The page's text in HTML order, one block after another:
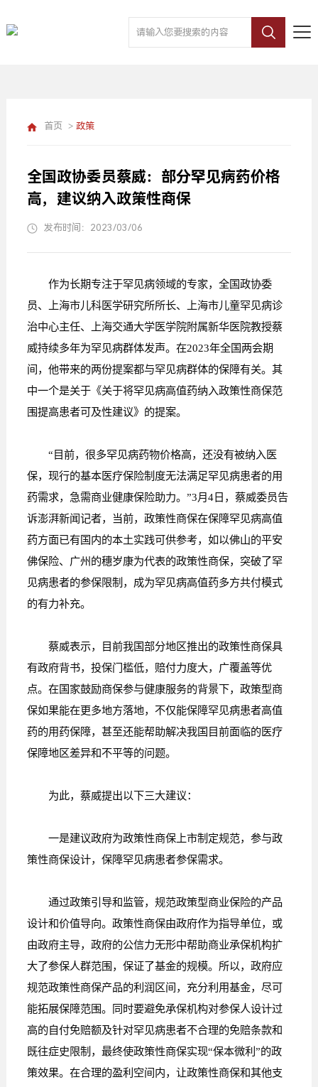
首页 > 政策
全国政协委员蔡威：部分罕见病药价格
高，建议纳入政策性商保
发布时间：2023/03/06
作为长期专注于罕见病领域的专家，全国政协委
员、上海市儿科医学研究所所长、上海市儿童罕见病诊
治中心主任、上海交通大学医学院附属新华医院教授蔡
威持续多年为罕见病群体发声。在2023年全国两会期
间，他带来的两份提案都与罕见病群体的保障有关。其
中一个是关于《关于将罕见病高值药纳入政策性商保范
围提高患者可及性建议》的提案。
“目前，很多罕见病药物价格高，还没有被纳入医
保，现行的基本医疗保险制度无法满足罕见病患者的用
药需求，急需商业健康保险助力。”3月4日，蔡威委员告
诉澎湃新闻记者，当前，政策性商保在保障罕见病高值
药方面已有国内的本土实践可供参考，如以佛山的平安
佛保险、广州的穗岁康为代表的政策性商保，突破了罕
见病患者的参保限制，成为罕见病高值药多方共付模式
的有力补充。
蔡威表示，目前我国部分地区推出的政策性商保具
有政府背书，投保门槛低，赔付力度大，广覆盖等优
点。在国家鼓励商保参与健康服务的背景下，政策型商
保如果能在更多地方落地，不仅能保障罕见病患者高值
药的用药保障，甚至还能帮助解决我国目前面临的医疗
保障地区差异和不平等的问题。
为此，蔡威提出以下三大建议：
一是建议政府为政策性商保上市制定规范，参与政
策性商保设计，保障罕见病患者参保需求。
通过政策引导和监管，规范政策型商业保险的产品
设计和价值导向。政策性商保由政府作为指导单位，或
由政府主导，政府的公信力无形中帮助商业承保机构扩
大了参保人群范围，保证了基金的规模。所以，政府应
规范政策性商保产品的利润区间，充分利用基金，尽可
能拓展保障范围。同时要避免承保机构对参保人设计过
高的自付免赔额及针对罕见病患者不合理的免赔条款和
既往症史限制，最终使政策性商保实现“保本微利”的政
策效果。在合理的盈利空间内，让政策性商保和其他支